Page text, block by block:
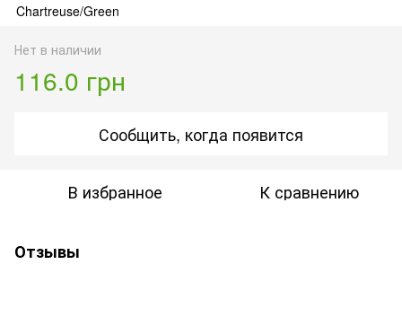
Нет в наличии
116.0 грн
Сообщить, когда появится
В избранное К сравнению
Отзывы